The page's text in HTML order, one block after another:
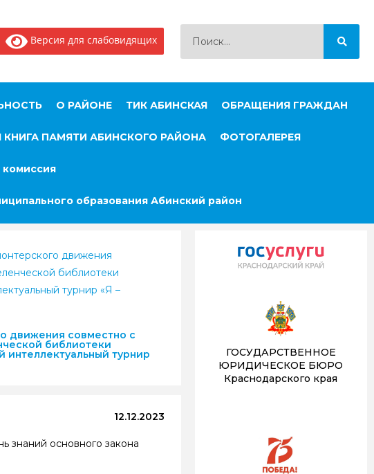
Версия для слабовидящих
О РАЙОНЕ ТИК АБИНСКАЯ ОБРАЩЕНИЯ ГРАЖДАН
КНИГА ПАМЯТИ АБИНСКОГО РАЙОНА ФОТОГАЛЕРЕЯ
комиссия
образования Абинский район
движения
библиотеки
турнир «Я –
движения совместно с
библиотеки
турнир
12.12.2023
знаний основного закона
ГОСУДАРСТВЕННОЕ
ЮРИДИЧЕСКОЕ БЮРО
Краснодарского края